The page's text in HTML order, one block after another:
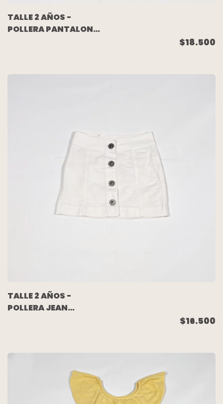
TALLE 2 AÑOS -
POLLERA PANTALON
$18.500
TALLE 2 AÑOS -
POLLERA JEAN
$16.500